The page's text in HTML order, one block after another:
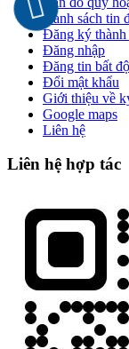
Danh sách tin
Đăng ký thành
Đăng nhập
Đăng tin bất
Đổi mật khẩu
Giới thiệu về
Google maps
Liên hệ
Liên hệ hợp tác